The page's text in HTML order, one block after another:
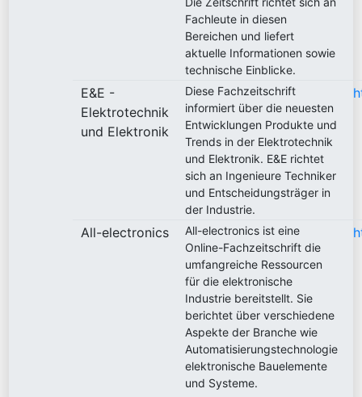
Fachleute in diesen
Bereichen und liefert
aktuelle Informationen sowie
technische Einblicke.
E&E -
Elektrotechnik
und Elektronik
Diese Fachzeitschrift
informiert über die neuesten
Entwicklungen Produkte und
Trends in der Elektrotechnik
und Elektronik. E&E richtet
sich an Ingenieure Techniker
und Entscheidungsträger in
der Industrie.
All-electronics
All-electronics ist eine
Online-Fachzeitschrift die
umfangreiche Ressourcen
für die elektronische
Industrie bereitstellt. Sie
berichtet über verschiedene
Aspekte der Branche wie
Automatisierungstechnologie
elektronische Bauelemente
und Systeme.